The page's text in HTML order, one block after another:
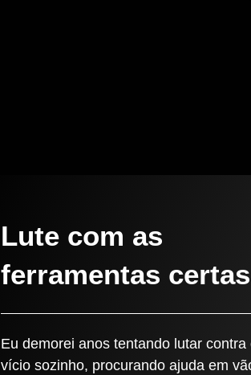
Lute com as
ferramentas certas
Eu demorei anos tentando lutar contra
vício sozinho, procurando ajuda em